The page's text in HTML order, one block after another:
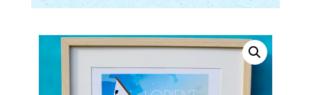
Square